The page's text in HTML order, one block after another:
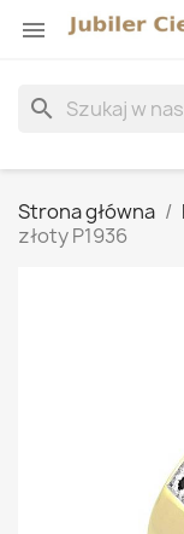

search
Strona główna
złoty P1936